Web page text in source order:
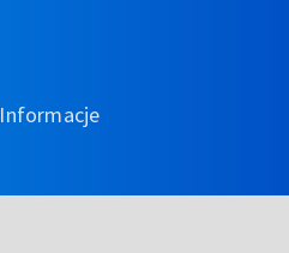
Informacje